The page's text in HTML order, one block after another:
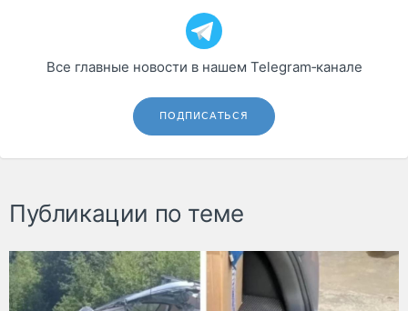
Все главные новости в нашем Telegram‑канале
ПОДПИСАТЬСЯ
Публикации по теме